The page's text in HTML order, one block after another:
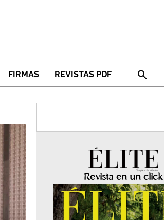
FIRMAS REVISTAS PDF
Revista en un click